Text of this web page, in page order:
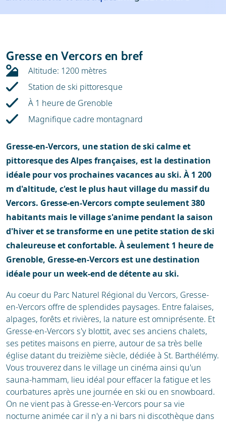
Location
Location de ski
Gresse en Vercors en bref
Altitude: 1200 mètres
Station de ski pittoresque
À 1 heure de Grenoble
Magnifique cadre montagnard
Gresse-en-Vercors, une station de ski calme et
pittoresque des Alpes françaises, est la destination
idéale pour vos prochaines vacances au ski. À 1 200
m d'altitude, c'est le plus haut village du massif du
Vercors. Gresse-en-Vercors compte seulement 380
habitants mais le village s'anime pendant la saison
d'hiver et se transforme en une petite station de ski
chaleureuse et confortable. À seulement 1 heure de
Grenoble, Gresse-en-Vercors est une destination
idéale pour un week-end de détente au ski.
Au coeur du Parc Naturel Régional du Vercors, Gresse-
en-Vercors offre de splendides paysages. Entre falaises,
alpages, forêts et rivières, la nature est omniprésente. Et
Gresse-en-Vercors s'y blottit, avec ses anciens chalets,
ses petites maisons en pierre, autour de sa très belle
église datant du treizième siècle, dédiée à St. Barthélémy.
Vous trouverez dans le village un cinéma ainsi qu'un
sauna-hammam, lieu idéal pour effacer la fatigue et les
courbatures après une journée en ski ou en snowboard.
On ne vient pas à Gresse-en-Vercors pour sa vie
nocturne animée car il n'y a ni bars ni discothèque dans